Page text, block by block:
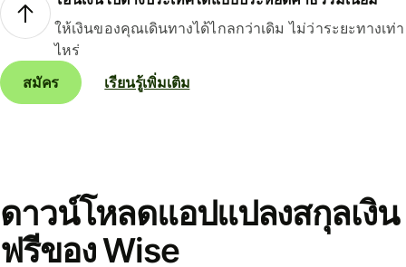
ให้เงินของคุณเดินทางได้ไกลกว่าเดิม ไม่ว่าระยะทางเท่า
ไหร่
สมัคร
เรียนรู้เพิ่มเติม
ดาวน์โหลดแอปแปลงสกุลเงิน
ฟรีของ Wise